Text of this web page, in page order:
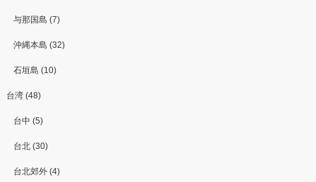
与那国島 (7)
沖縄本島 (32)
石垣島 (10)
台湾 (48)
台中 (5)
台北 (30)
台北郊外 (4)